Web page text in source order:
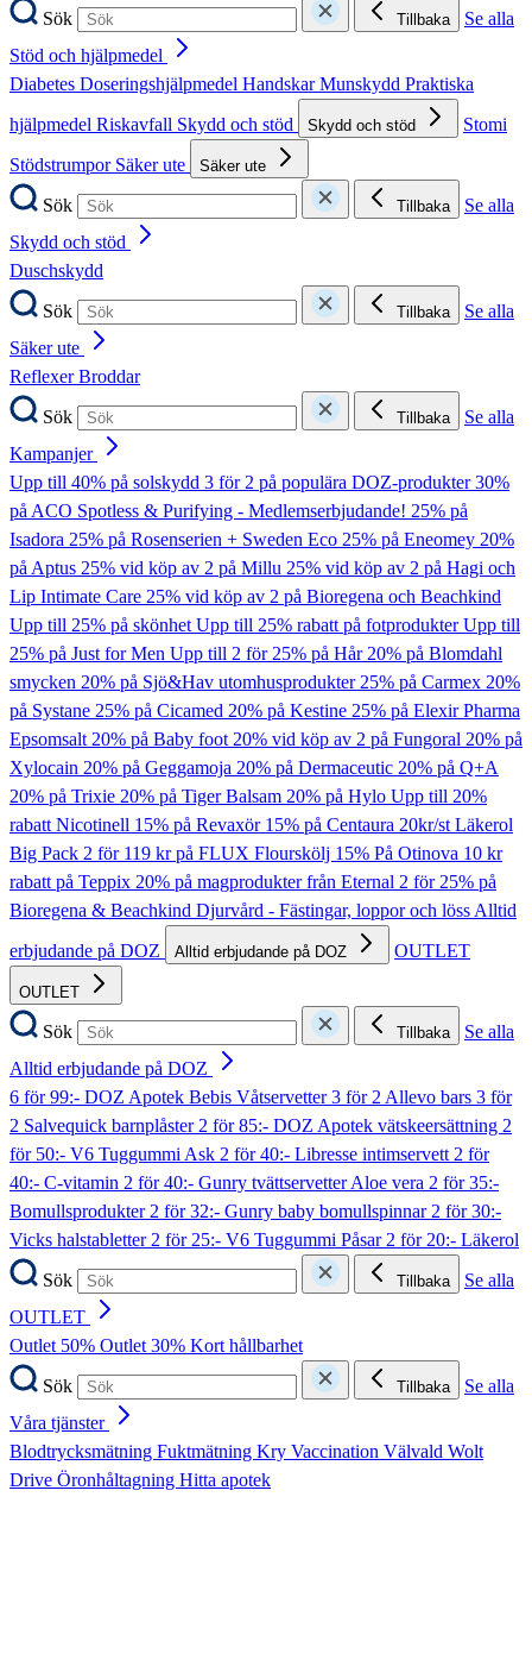
Sök
Tillbaka
Se alla
Stöd och hjälpmedel
Diabetes Doseringshjälpmedel HandskarMunskydd Praktiska
hjälpmedel Riskavfall Skydd och stöd Skydd och stöd
Stomi
Stödstrumpor Säker ute Säker ute
Sök Tillbaka
Se alla
Skydd och stöd
Duschskydd
Sök
Tillbaka
Se alla
Säker ute
ReflexerBroddar
Sök
Tillbaka
Se alla
Kampanjer
Upp till 40% på solskydd 3 för 2 på populära DOZ-produkter30%
på ACO Spotless & Purifying - Medlemserbjudande! 25% på
Isadora 25% på Rosenserien + Sweden Eco 25% på Eneomey 20%
på Aptus 25% vid köp av 2 på Millu 25% vid köp av 2 på Hagi och
Lip Intimate Care 25% vid köp av 2 på Bioregena och Beachkind
Upp till 25% på skönhetUpp till 25% rabatt på fotprodukterUpp till
25% på Just for Men Upp till 2 för 25% på Hår20% på Blomdahl
smycken 20% på Sjö&Hav utomhusprodukter25% på Carmex 20%
på Systane 25% på Cicamed 20% på Kestine 25% på Elexir Pharma
Epsomsalt20% på Baby foot20% vid köp av 2 på Fungoral 20% på
Xylocain 20% på Geggamoja 20% på Dermaceutic 20% på Q+A
20% på Trixie 20% på Tiger Balsam 20% på Hylo Upp till 20%
rabatt Nicotinell 15% på Revaxör 15% på Centaura 20kr/st Läkerol
Big Pack 2 för 119 kr på FLUX Flourskölj 15% På Otinova 10 kr
rabatt på Teppix 20% på magprodukter från Eternal 2 för 25% på
Bioregena & Beachkind Djurvård - Fästingar, loppor och lössAlltid
erbjudande på DOZ
Alltid erbjudande på DOZ OUTLET
OUTLET
Sök Tillbaka
Se alla
Alltid erbjudande på DOZ
6 för 99:- DOZ Apotek Bebis Våtservetter3 för 2 Allevo bars 3 för
2 Salvequick barnplåster2 för 85:- DOZ Apotek vätskeersättning 2
för 50:- V6 Tuggummi Ask 2 för 40:- Libresse intimservett2 för
40:- C-vitamin 2 för 40:- Gunry tvättservetter Aloe vera 2 för 35:-
Bomullsprodukter2 för 32:- Gunry baby bomullspinnar2 för 30:-
Vicks halstabletter2 för 25:- V6 Tuggummi Påsar2 för 20:- Läkerol
Sök
Tillbaka
Se alla
OUTLET
Outlet 50% Outlet 30% Kort hållbarhet
Sök
Tillbaka
Se alla
Våra tjänster
Blodtrycksmätning Fuktmätning Kry Vaccination Välvald Wolt
Drive Öronhåltagning Hitta apotek